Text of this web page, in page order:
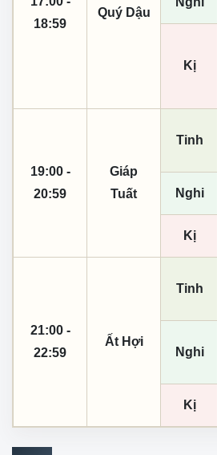
18:59
Quý Dậu
Kị
19:00 -
20:59
Giáp
Tuất
Tinh
Nghi
Kị
21:00 -
22:59
Ất Hợi
Tinh
Nghi
Kị